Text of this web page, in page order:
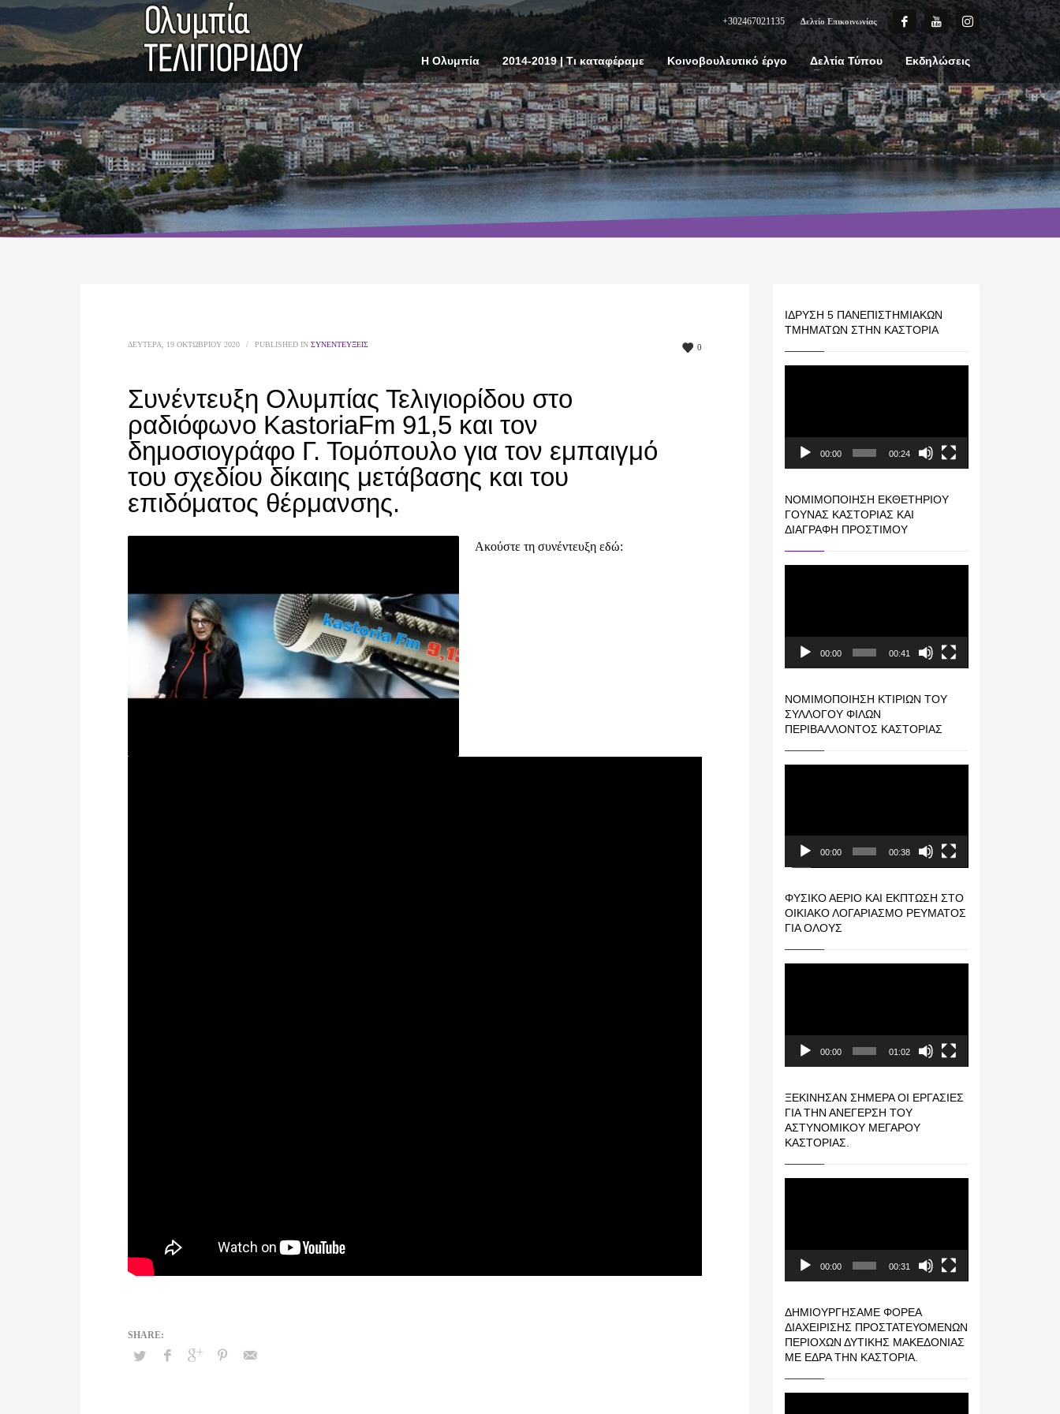
+302467021135 Δελτίο Επικοινωνίας
Η Ολυμπία 2014-2019 | Τι καταφέραμε Κοινοβουλευτικό έργο Δελτία Τύπου Εκδηλώσεις
0
ΔΕΥΤΈΡΑ, 19 ΟΚΤΩΒΡΊΟΥ 2020 / PUBLISHED IN ΣΥΝΕΝΤΕΎΞΕΙΣ
Συνέντευξη Ολυμπίας Τελιγιορίδου στο
ραδιόφωνο KastoriaFm 91,5 και τον
δημοσιογράφο Γ. Τομόπουλο για τον εμπαιγμό
του σχεδίου δίκαιης μετάβασης και του
επιδόματος θέρμανσης.
Ακούστε τη συνέντευξη εδώ:
ΊΔΡΥΣΗ 5 ΠΑΝΕΠΙΣΤΗΜΙΑΚΏΝ
ΤΜΗΜΆΤΩΝ ΣΤΗΝ ΚΑΣΤΟΡΙΆ
00:00 00:24
ΝΟΜΙΜΟΠΟΊΗΣΗ ΕΚΘΕΤΗΡΊΟΥ
ΓΟΎΝΑΣ ΚΑΣΤΟΡΙΆΣ ΚΑΙ
ΔΙΑΓΡΑΦΉ ΠΡΟΣΤΊΜΟΥ
00:00 00:41
ΝΟΜΙΜΟΠΟΊΗΣΗ ΚΤΙΡΊΩΝ ΤΟΥ
ΣΥΛΛΌΓΟΥ ΦΊΛΩΝ
ΠΕΡΙΒΆΛΛΟΝΤΟΣ ΚΑΣΤΟΡΙΆΣ
00:00 00:38
ΦΥΣΙΚΌ ΑΈΡΙΟ ΚΑΙ ΕΚΠΤΩΣΗ ΣΤΟ
ΟΙΚΙΑΚΌ ΛΟΓΑΡΙΑΣΜΌ ΡΕΎΜΑΤΟΣ
ΓΙΑ ΟΛΟΥΣ
00:00 01:02
ΞΕΚΊΝΗΣΑΝ ΣΉΜΕΡΑ ΟΙ ΕΡΓΑΣΊΕΣ
ΓΙΑ ΤΗΝ ΑΝΈΓΕΡΣΗ ΤΟΥ
ΑΣΤΥΝΟΜΙΚΟΎ ΜΕΓΆΡΟΥ
ΚΑΣΤΟΡΙΆΣ.
00:00 00:31
ΔΗΜΙΟΥΡΓΉΣΑΜΕ ΦΟΡΈΑ
ΔΙΑΧΕΊΡΙΣΗΣ ΠΡΟΣΤΑΤΕΥΌΜΕΝΩΝ
ΠΕΡΙΟΧΏΝ ΔΥΤΙΚΉΣ ΜΑΚΕΔΟΝΊΑΣ
ΜΕ ΈΔΡΑ ΤΗΝ ΚΑΣΤΟΡΙΆ.